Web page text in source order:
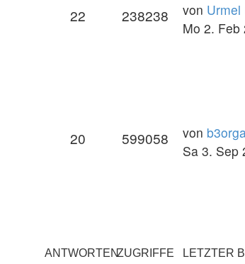
22 238238 von Urmel
Mo 2. Feb
20 599058 von
Sa 3. Sep
ANTWORTENZUGRIFFE LETZTER